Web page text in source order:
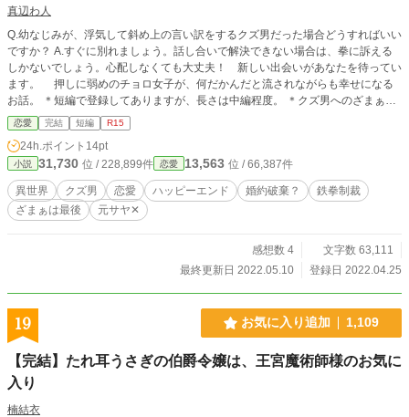
真辺わ人
Q.幼なじみが、浮気して斜め上の言い訳をするクズ男だった場合どうすればいい
ですか？ A.すぐに別れましょう。話し合いで解決できない場合は、拳に訴える
しかないでしょう。心配しなくても大丈夫！ 新しい出会いがあなたを待ってい
ます。 押しに弱めのチョロ女子が、何だかんだと流されながらも幸せになる
お話。 ＊短編で登録してありますが、長さは中編程度。 ＊クズ男へのざまぁは
（27）辺りです（ざまぁと言えるのか……？）。 ＊他サイトにも重複投稿して
います。
恋愛 完結 短編 R15
24h.ポイント 14pt
小説 31,730 位 / 228,899件 恋愛 13,563 位 / 66,387件
異世界 クズ男 恋愛 ハッピーエンド 婚約破棄？
鉄拳制裁
ざまぁは最後
元サヤ‪✕‬
感想数 4
文字数 63,111
最終更新日 2022.05.10
登録日 2022.04.25
19 お気に入り追加 1,109
【完結】たれ耳うさぎの伯爵令嬢は、王宮魔術師様のお気に
入り
楠結衣